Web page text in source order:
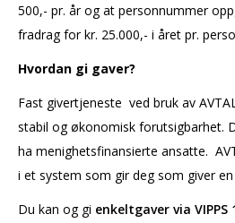
500,- pr. år og at personnummer
fradrag for kr. 25.000,- i året pr.
Hvordan gi gaver?
Fast givertjeneste ved bruk av
stabil og økonomisk forutsigbarhet.
ha menighetsfinansierte ansatte.
i et system som gir deg som giver
Du kan og gi enkeltgaver via VIPPS